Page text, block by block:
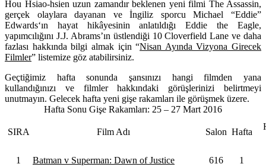
Hou Hsiao-hsien uzun zamandır beklenen yeni filmi The Assassin,
gerçek olaylara dayanan ve İngiliz sporcu Michael “Eddie”
Edwards‘ın hayat hikâyesinin anlatıldığıEddie the Eagle,
yapımcılığını J.J. Abrams’ın üstlendiği 10 Cloverfield Laneve daha
fazlası hakkında bilgi almak için “Nisan Ayında Vizyona Girecek
Filmler” listemize göz atabilirsiniz.
Geçtiğimiz hafta sonunda şansınızı hangi filmden yana
kullandığınızı ve filmler hakkındaki görüşlerinizi belirtmeyi
unutmayın. Gelecek hafta yeni gişe rakamları ile görüşmek üzere.
Hafta Sonu Gişe Rakamları: 25 – 27 Mart 2016
SIRA Film Adı Salon Hafta
1 Batman v Superman: Dawn of Justice 616 1